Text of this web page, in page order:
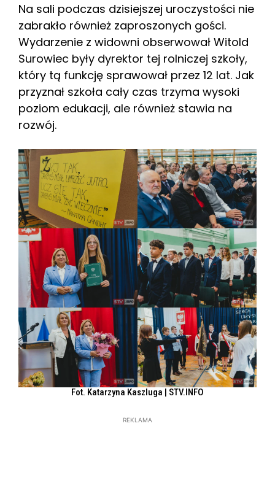
Na sali podczas dzisiejszej uroczystości nie
zabrakło również zaproszonych gości.
Wydarzenie z widowni obserwował Witold
Surowiec były dyrektor tej rolniczej szkoły,
który tą funkcję sprawował przez 12 lat. Jak
przyznał szkoła cały czas trzyma wysoki
poziom edukacji, ale również stawia na
rozwój.
Fot. Katarzyna Kaszluga | STV.INFO
REKLAMA